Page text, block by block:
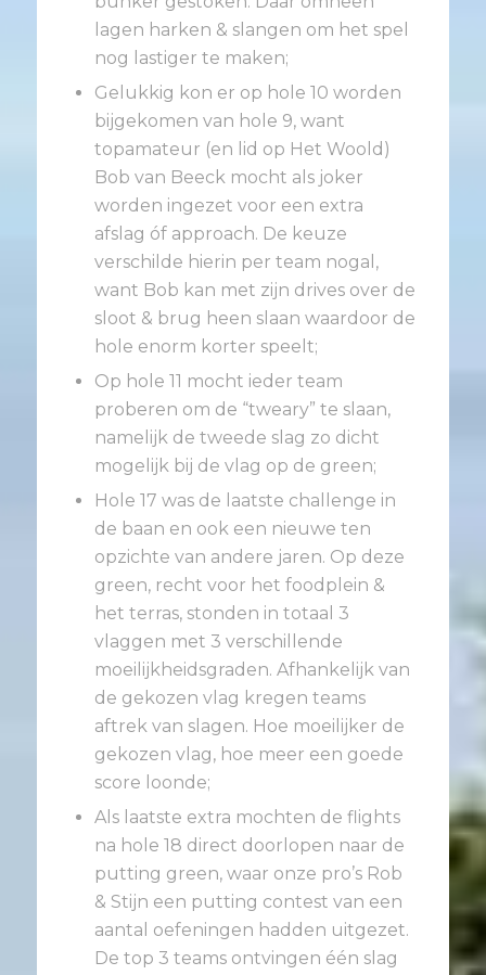
lagen harken & slangen om het spel
nog lastiger te maken;
Gelukkig kon er op hole 10 worden
bijgekomen van hole 9, want
topamateur (en lid op Het Woold)
Bob van Beeck mocht als joker
worden ingezet voor een extra
afslag óf approach. De keuze
verschilde hierin per team nogal,
want Bob kan met zijn drives over de
sloot & brug heen slaan waardoor de
hole enorm korter speelt;
Op hole 11 mocht ieder team
proberen om de “tweary” te slaan,
namelijk de tweede slag zo dicht
mogelijk bij de vlag op de green;
Hole 17 was de laatste challenge in
de baan en ook een nieuwe ten
opzichte van andere jaren. Op deze
green, recht voor het foodplein &
het terras, stonden in totaal 3
vlaggen met 3 verschillende
moeilijkheidsgraden. Afhankelijk van
de gekozen vlag kregen teams
aftrek van slagen. Hoe moeilijker de
gekozen vlag, hoe meer een goede
score loonde;
Als laatste extra mochten de flights
na hole 18 direct doorlopen naar de
putting green, waar onze pro’s Rob
& Stijn een putting contest van een
aantal oefeningen hadden uitgezet.
De top 3 teams ontvingen één slag